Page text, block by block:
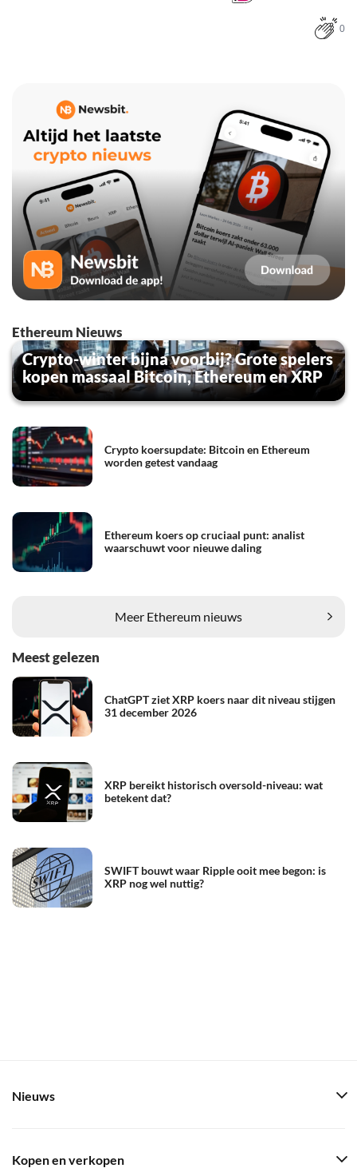
0
Ethereum Nieuws
Crypto-winter bijna voorbij? Grote spelers
kopen massaal Bitcoin, Ethereum en XRP
Crypto koersupdate: Bitcoin en Ethereum
worden getest vandaag
Ethereum koers op cruciaal punt: analist
waarschuwt voor nieuwe daling
Meer Ethereum nieuws
Meest gelezen
ChatGPT ziet XRP koers naar dit niveau stijgen
31 december 2026
XRP bereikt historisch oversold-niveau: wat
betekent dat?
SWIFT bouwt waar Ripple ooit mee begon: is
XRP nog wel nuttig?
Nieuws
Kopen en verkopen